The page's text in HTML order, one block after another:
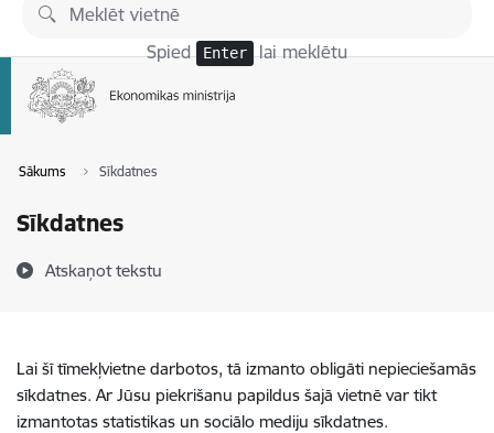
Pāriet uz lapas saturu
Spied Enter lai meklētu
Sākums Sīkdatnes
Sīkdatnes
Atskaņot tekstu
Lai šī tīmekļvietne darbotos, tā izmanto obligāti nepieciešamās
sīkdatnes. Ar Jūsu piekrišanu papildus šajā vietnē var tikt
izmantotas statistikas un sociālo mediju sīkdatnes.